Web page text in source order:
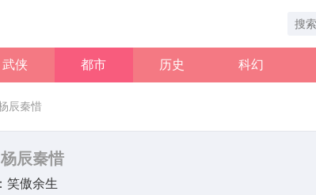
武侠 都市 历史 科幻
辰秦惜
辰秦惜
笑傲余生